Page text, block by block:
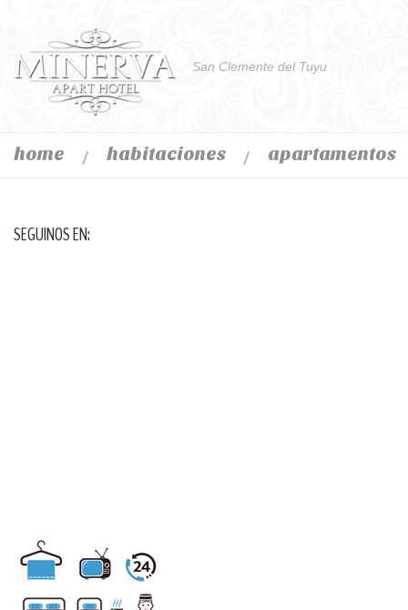
San Clemente del Tuyu
home habitaciones apartamentos
SEGUINOS EN: